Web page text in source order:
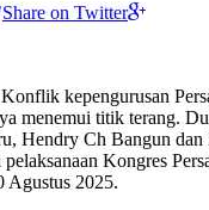
Share on Twitter
kepengurusan
menemui titik terang.
Hendry Ch Bangun dan
Kongres
Agustus 2025.